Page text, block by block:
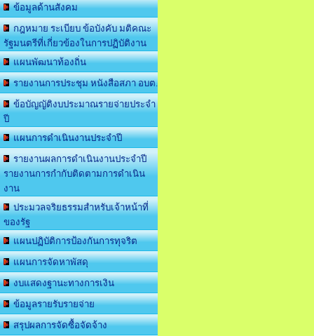
ข้อมูลด้านสังคม
กฎหมาย ระเบียบ ข้อบังคับ มติคณะ
รัฐมนตรีที่เกี่ยวข้องในการปฏิบัติงาน
แผนพัฒนาท้องถิ่น
รายงานการประชุม หนังสือสภา อบต.
ข้อบัญญัติงบประมาณรายจ่ายประจำ
ปี
แผนการดำเนินงานประจำปี
รายงานผลการดำเนินงานประจำปี
รายงานการกำกับติดตามการดำเนิน
งาน
ประมวลจริยธรรมสำหรับเจ้าหน้าที่
ของรัฐ
แผนปฏิบัติการป้องกันการทุจริต
แผนการจัดหาพัสดุ
งบแสดงฐานะทางการเงิน
ข้อมูลรายรับรายจ่าย
สรุปผลการจัดซื้อจัดจ้าง